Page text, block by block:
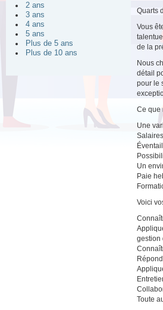
2 ans
3 ans
4 ans
5 ans
Plus de 5 ans
Plus de 10 ans
Quarts
Vous
de la
Nous
détail
pour le
Ce que
Une
Un
Paie
Voici
gestion
Toute